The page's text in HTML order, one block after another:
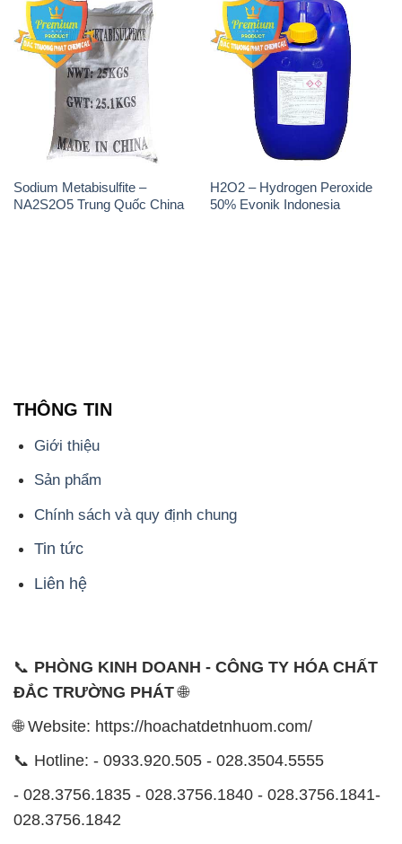
Sodium Metabisulfite –
NA2S2O5 Trung Quốc China
H2O2 – Hydrogen Peroxide
50% Evonik Indonesia
Chính sách và quy định chung
Tin tức
Liên hệ
📞
PHÒNG KINH DOANH - CÔNG TY HÓA CHẤT
ĐẮC TRƯỜNG PHÁT
- 028.3756.1835 - 028.3756.1840 - 028.3756.1841-
0902.765.866
📧 Email: hoachat@dactruongphat.vn